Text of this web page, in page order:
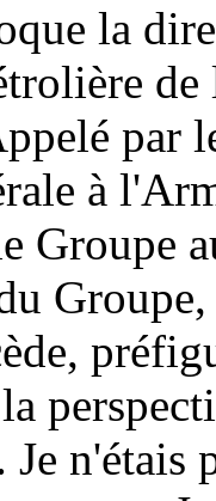
la
de
par
à
Groupe
n'étais